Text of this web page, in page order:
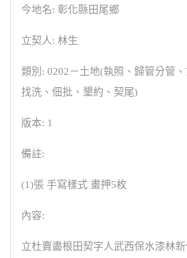
今地名: 彰化縣田尾鄉
立契人: 林生
類別: 0202－土地(執照、歸管分管
找洗、佃批、墾約、契尾)
版本: 1
備註:
(1)張 手寫樣式 畫押5枚
內容:
立杜賣盡根田契字人武西保水漆林